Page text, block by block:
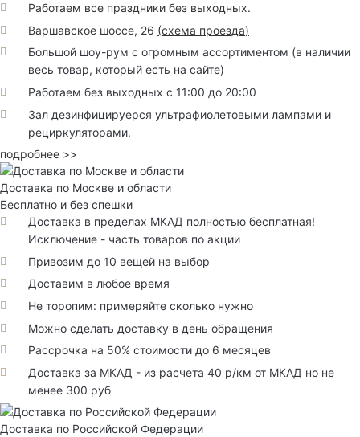
Работаем все праздники без выходных.
Варшавское шоссе, 26 (схема проезда)
Большой шоу-рум с огромным ассортиментом (в наличии
весь товар, который есть на сайте)
Работаем без выходных с 11:00 до 20:00
Зал дезинфицируерся ультрафиолетовыми лампами и
рециркуляторами.
подробнее >>
Доставка по Москве и области
Бесплатно и без спешки
Доставка в пределах МКАД полностью бесплатная!
Исключение - часть товаров по акции
Привозим до 10 вещей на выбор
Доставим в любое время
Не торопим: примеряйте сколько нужно
Можно сделать доставку в день обращения
Рассрочка на 50% стоимости до 6 месяцев
Доставка за МКАД - из расчета 40 р/км от МКАД но не
менее 300 руб
Доставка по Российской Федерации